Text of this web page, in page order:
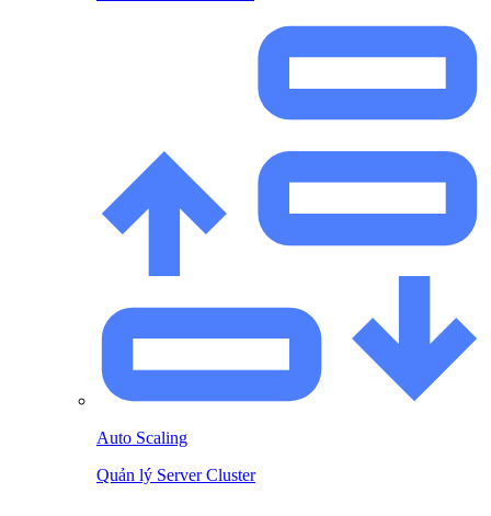
Auto Scaling
Quản lý Server Cluster